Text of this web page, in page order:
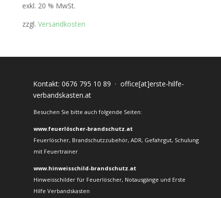
exkl. 20 % MwSt.
zzgl. Versandkosten
Kontakt: 0676 795 10 89 · office[at]erste-hilfe-
verbandskasten.at
Besuchen Sie bitte auch folgende Seiten:
www.feuerlöscher-brandschutz.at
Feuerlöscher, Brandschutzzubehör, ADR, Gefahrgut, Schulung
mit Feuertrainer
www.hinweisschild-brandschutz.at
Hinweisschilder für Feuerlöscher, Notausgänge und Erste
Hilfe Verbandskasten